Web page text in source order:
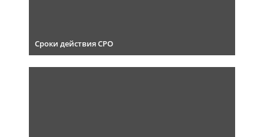
Сроки действия СРО